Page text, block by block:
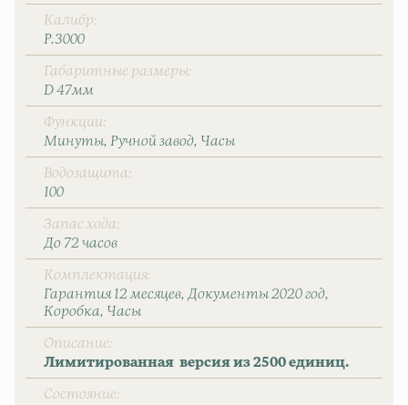
Калибр
P.3000
Габаритные размеры
D 47мм
Функции
Минуты Ручной завод Часы
Водозащита
100
Запас хода
До 72 часов
Комплектация
Гарантия 12 месяцев Документы 2020 год
Коробка
Часы
Описание
Лимитированная версия из 2500 единиц.
Состояние